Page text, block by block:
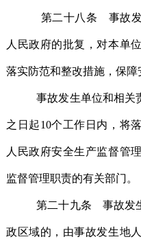
第二十八条 事故发生
人民政府的批复，对本单
落实防范和整改措施，保障
事故发生单位和相关责
之日起10个工作日内，将
人民政府安全生产监督管
监督管理职责的有关部门。
第二十九条 事故发生
政区域的，由事故发生地